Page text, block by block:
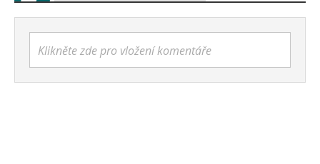
Klikněte zde pro vložení komentáře